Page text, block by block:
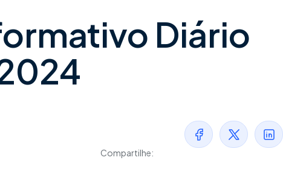
Diário
Compartilhe: